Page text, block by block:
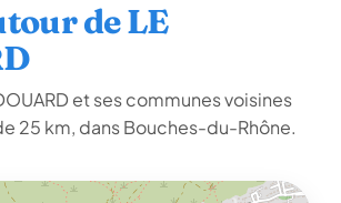
de LE
et ses communes voisines
25 km, dans Bouches-du-Rhône.